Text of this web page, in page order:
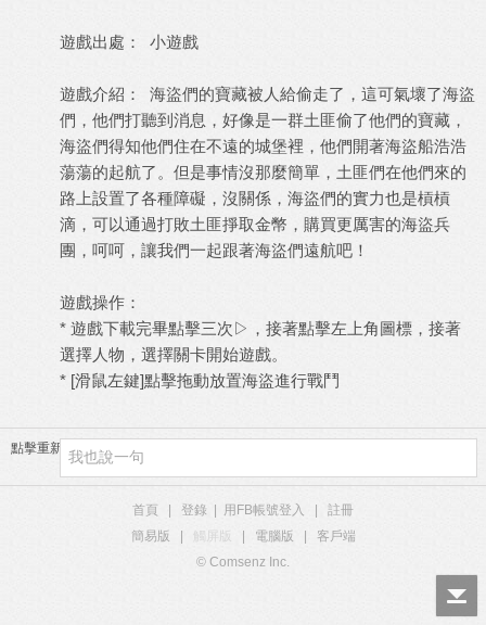
遊戲出處： 小遊戲
遊戲介紹： 海盜們的寶藏被人給偷走了，這可氣壞了海盜
們，他們打聽到消息，好像是一群土匪偷了他們的寶藏，
海盜們得知他們住在不遠的城堡裡，他們開著海盜船浩浩
蕩蕩的起航了。但是事情沒那麼簡單，土匪們在他們來的
路上設置了各種障礙，沒關係，海盜們的實力也是槓槓
滴，可以通過打敗土匪掙取金幣，購買更厲害的海盜兵
團，呵呵，讓我們一起跟著海盜們遠航吧！
遊戲操作：
* 遊戲下載完畢點擊三次▷，接著點擊左上角圖標，接著
選擇人物，選擇關卡開始遊戲。
* [滑鼠左鍵]點擊拖動放置海盜進行戰鬥
點擊重新加載
首頁 登錄 用FB帳號登入
註冊
簡易版
觸屏版 電腦版
客戶端
© Comsenz Inc.